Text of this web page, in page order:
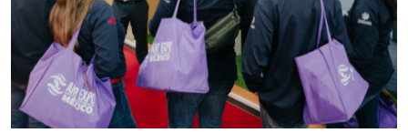
gestión ambiental.
Aplicar al Requerimiento
Empresa en Jalisco